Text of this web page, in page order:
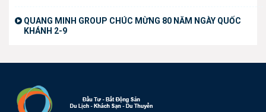
QUANG MINH GROUP CHÚC MỪNG 80 NĂM NGÀY QUỐC
KHÁNH 2-9